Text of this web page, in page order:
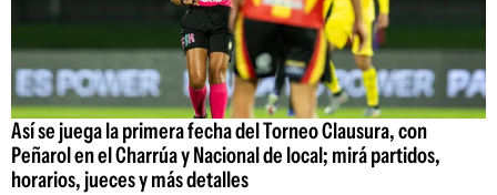
Así se juega la primera fecha del Torneo Clausura, con
Peñarol en el Charrúa y Nacional de local; mirá partidos,
horarios, jueces y más detalles